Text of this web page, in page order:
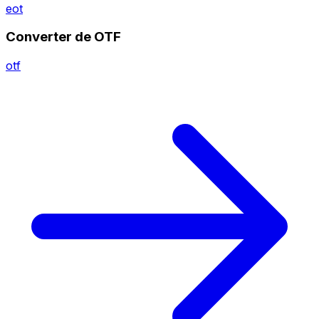
eot
Converter de OTF
otf